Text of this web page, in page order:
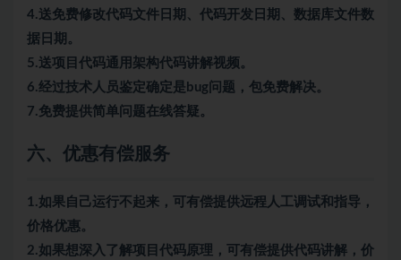
4.送免费修改代码文件日期、代码开发日期、数据库文件数
据日期。
5.送项目代码通用架构代码讲解视频。
6.经过技术人员鉴定确定是bug问题，包免费解决。
7.免费提供简单问题在线答疑。
六、优惠有偿服务
1.如果自己运行不起来，可有偿提供远程人工调试和指导，
价格优惠。
2.如果想深入了解项目代码原理，可有偿提供代码讲解，价